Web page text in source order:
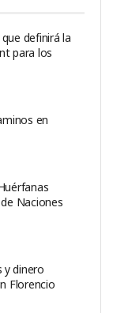
definirá la
para los
en
Naciones
y dinero
Florencio